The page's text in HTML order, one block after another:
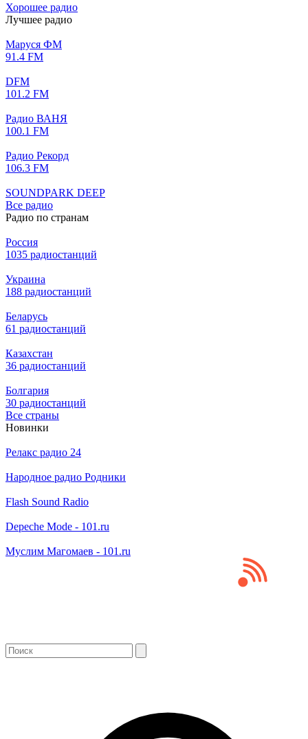
Хорошее радио
Лучшее радио
Маруся ФМ
91.4 FM
DFM
101.2 FM
Радио ВАНЯ
100.1 FM
Радио Рекорд
106.3 FM
SOUNDPARK DEEP
Все радио
Радио по странам
Россия
1035 радиостанций
Украина
188 радиостанций
Беларусь
61 радиостанций
Казахстан
36 радиостанций
Болгария
30 радиостанций
Все страны
Новинки
Релакс радио 24
Народное радио Родники
Flash Sound Radio
Depeche Mode - 101.ru
Муслим Магомаев - 101.ru